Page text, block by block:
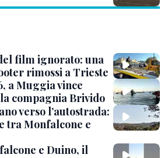
film ignorato: una
rimossi a Trieste
a Muggia vince
compagnia Brivido
verso l’autostrada:
tra Monfalcone e
e Duino, il